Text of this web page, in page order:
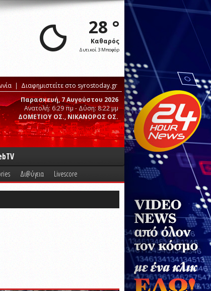
28 °
Καθαρός
Δυτικοί 3 Μποφόρ
Διαφημιστείτε στο syrostoday.gr
Παρασκευή, 7 Αυγούστου 2026
Ανατολή: 6:29 πμ - Δύση: 8:22 μμ
ΔΟΜΕΤΙΟΥ ΟΣ., ΝΙΚΑΝΟΡΟΣ ΟΣ.
Δι@ύγεια Livescore